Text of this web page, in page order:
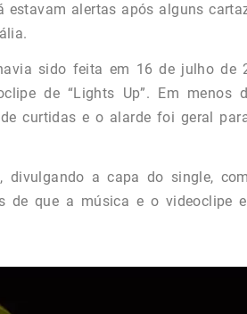
alertas após alguns
sido feita em 16 de julho de
de “Lights Up”. Em menos
curtidas e o alarde foi geral
divulgando a capa do single,
que a música e o videoclipe